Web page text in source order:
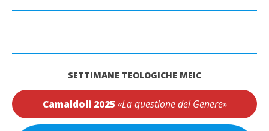
SETTIMANE TEOLOGICHE MEIC
Camaldoli 2025 «La questione del Genere»